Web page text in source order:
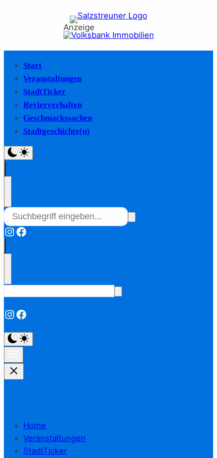
Anzeige
Start
Veranstaltungen
StadtTicker
Revierverhalten
Geschmackssachen
Stadtgeschichte(n)
Instagram
Facebook
Instagram
Facebook
Home
Veranstaltungen
StadtTicker